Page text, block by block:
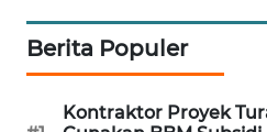
Berita Populer
Kontraktor Proyek
FORJASIDA
TAMBANG